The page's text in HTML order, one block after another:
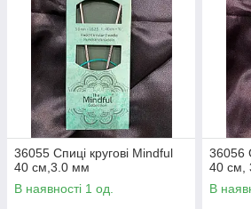
36055 Спиці кругові Mindful
40 см,3.0 мм
В наявності 1 од.
36056
40 см,
В